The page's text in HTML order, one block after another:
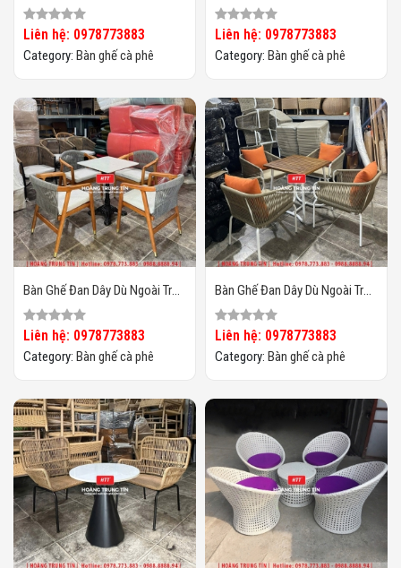
HTT04
Liên hệ: 0978773883
Category: Bàn ghế cà phê
HTT03
Liên hệ: 0978773883
Category: Bàn ghế cà phê
Bàn Ghế Đan Dây Dù Ngoài Trời
HTT02
Liên hệ: 0978773883
Category: Bàn ghế cà phê
Bàn Ghế Đan Dây Dù Ngoài Trời
HTT01
Liên hệ: 0978773883
Category: Bàn ghế cà phê